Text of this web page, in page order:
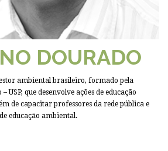
DOURADO
ambiental brasileiro, formado pela
USP, que desenvolve ações de educação
de capacitar professores da rede pública e
educação ambiental.